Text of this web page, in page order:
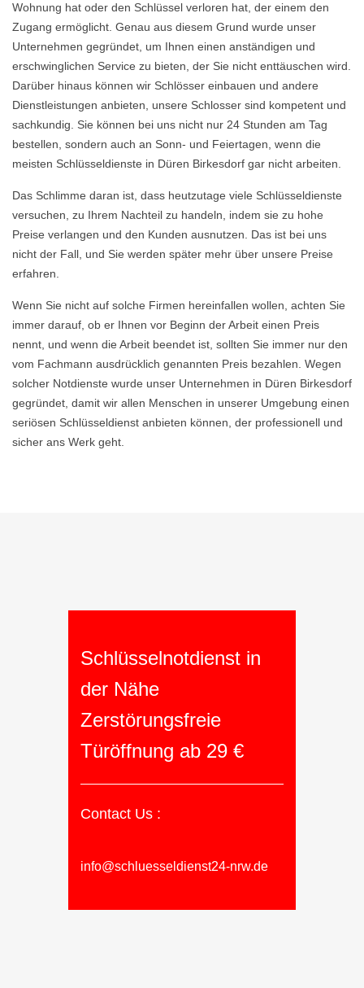
Wohnung hat oder den Schlüssel verloren hat, der einem den
Zugang ermöglicht. Genau aus diesem Grund wurde unser
Unternehmen gegründet, um Ihnen einen anständigen und
erschwinglichen Service zu bieten, der Sie nicht enttäuschen wird.
Darüber hinaus können wir Schlösser einbauen und andere
Dienstleistungen anbieten, unsere Schlosser sind kompetent und
sachkundig. Sie können bei uns nicht nur 24 Stunden am Tag
bestellen, sondern auch an Sonn- und Feiertagen, wenn die
meisten Schlüsseldienste in Düren Birkesdorf gar nicht arbeiten.
Das Schlimme daran ist, dass heutzutage viele Schlüsseldienste
versuchen, zu Ihrem Nachteil zu handeln, indem sie zu hohe
Preise verlangen und den Kunden ausnutzen. Das ist bei uns
nicht der Fall, und Sie werden später mehr über unsere Preise
erfahren.
Wenn Sie nicht auf solche Firmen hereinfallen wollen, achten Sie
immer darauf, ob er Ihnen vor Beginn der Arbeit einen Preis
nennt, und wenn die Arbeit beendet ist, sollten Sie immer nur den
vom Fachmann ausdrücklich genannten Preis bezahlen. Wegen
solcher Notdienste wurde unser Unternehmen in Düren Birkesdorf
gegründet, damit wir allen Menschen in unserer Umgebung einen
seriösen Schlüsseldienst anbieten können, der professionell und
sicher ans Werk geht.
Schlüsselnotdienst in
der Nähe
Zerstörungsfreie
Türöffnung ab 29 €
Contact Us :
info@schluesseldienst24-nrw.de